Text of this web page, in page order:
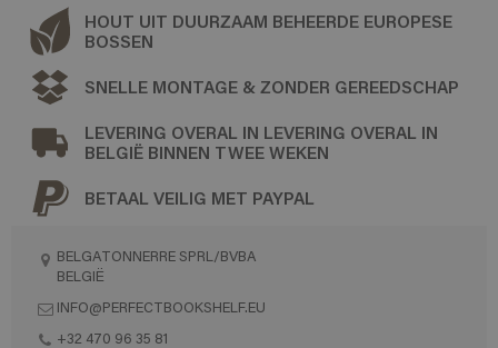
HOUT UIT DUURZAAM BEHEERDE EUROPESE
BOSSEN
SNELLE MONTAGE & ZONDER GEREEDSCHAP
LEVERING OVERAL IN LEVERING OVERAL IN
BELGIË BINNEN TWEE WEKEN
BETAAL VEILIG MET PAYPAL
BELGATONNERRE SPRL/BVBA
BELGIË
INFO@PERFECTBOOKSHELF.EU
+32 470 96 35 81